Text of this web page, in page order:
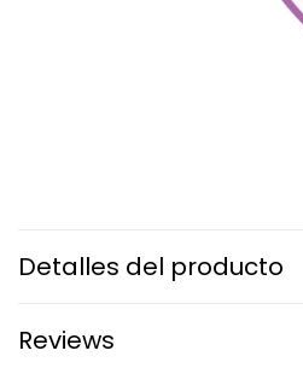
Detalles del producto
Reviews